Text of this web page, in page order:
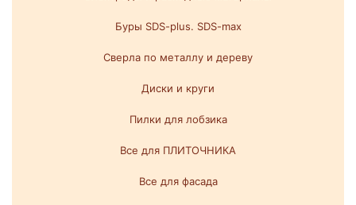
Буры SDS-plus. SDS-max
Сверла по металлу и дереву
Диски и круги
Пилки для лобзика
Все для ПЛИТОЧНИКА
Все для фасада